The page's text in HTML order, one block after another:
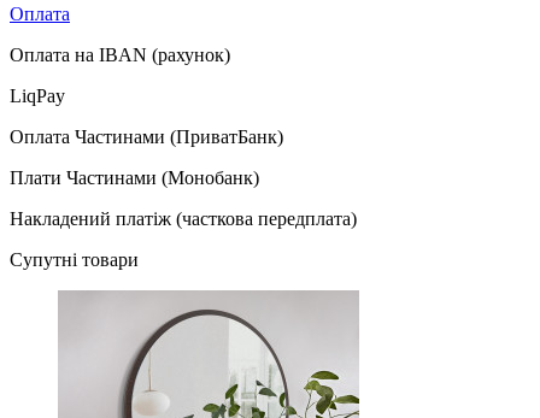
Оплата
Оплата на IBAN (рахунок)
LiqPay
Оплата Частинами (ПриватБанк)
Плати Частинами (Монобанк)
Накладений платіж (часткова передплата)
Супутні товари